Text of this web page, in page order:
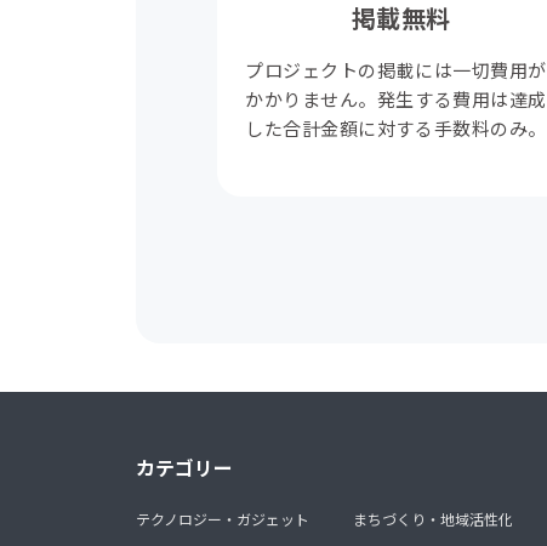
掲載無料
プロジェクトの掲載には一切費用が
かかりません。発生する費用は達成
した合計金額に対する手数料のみ。
カテゴリー
テクノロジー・ガジェット
まちづくり・地域活性化